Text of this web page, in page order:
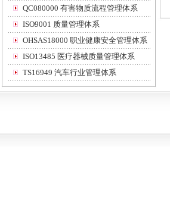
QC080000 有害物质流程管理体系
ISO9001 质量管理体系
OHSAS18000 职业健康安全管理体系
ISO13485 医疗器械质量管理体系
TS16949 汽车行业管理体系